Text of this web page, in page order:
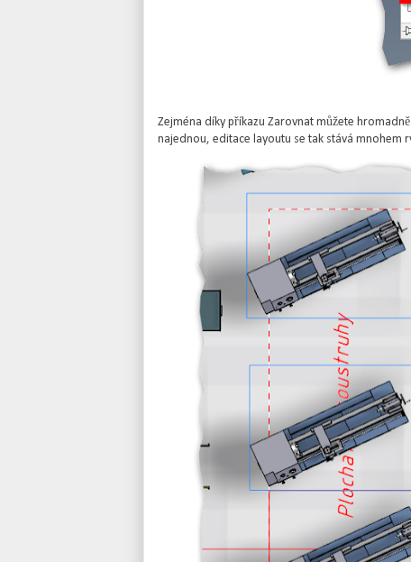
Zejména díky příkazu Zarovnat můžete
najednou, editace layoutu se tak stává mnohem